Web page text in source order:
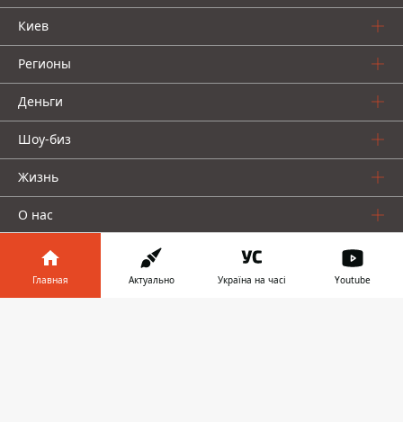
Киев
Регионы
Деньги
Шоу-биз
Жизнь
О нас
Главная Актуально Україна на часі Youtube